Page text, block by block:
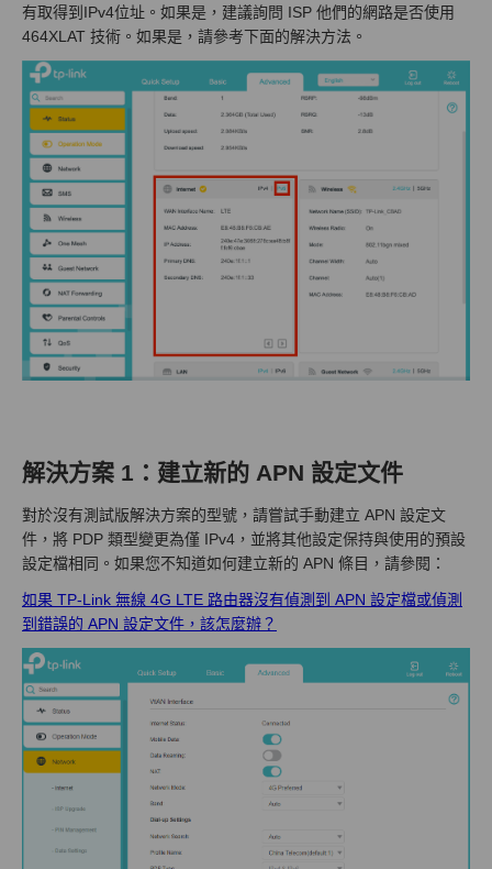
有取得到IPv4位址。如果是，建議詢問 ISP 他們的網路是否使用
464XLAT 技術。如果是，請參考下面的解決方法。
解決方案 1：建立新的 APN 設定文件
對於沒有測試版解決方案的型號，請嘗試手動建立 APN 設定文
件，將 PDP 類型變更為僅 IPv4，並將其他設定保持與使用的預設
設定檔相同。如果您不知道如何建立新的 APN 條目，請參閱：
如果 TP-Link 無線 4G LTE 路由器沒有偵測到 APN 設定檔或偵測
到錯誤的 APN 設定文件，該怎麼辦？